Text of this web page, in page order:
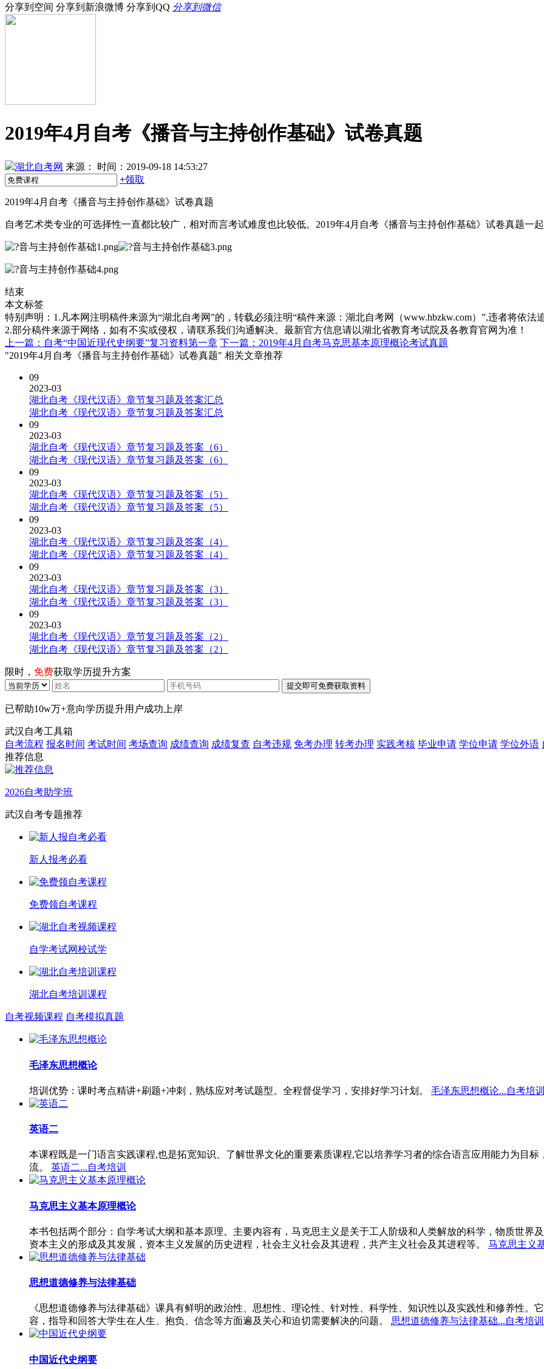
分享到空间 分享到新浪微博 分享到QQ 分享到微信
2019年4月自考《播音与主持创作基础》试卷真题
湖北自考网 来源：
时间：2019-09-18 14:53:27
+领取
2019年4月自考《播音与主持创作基础》试卷真题
自考艺术类专业的可选择性一直都比较广，相对而言考试难度也比较低。2019年4月自考《播音与主持创作基础》试卷真题一起
结束
本文标签
特别声明：1.凡本网注明稿件来源为“湖北自考网”的，转载必须注明“稿件来源：湖北自考网（www.hbzkw.com）”,违者将依法
2.部分稿件来源于网络，如有不实或侵权，请联系我们沟通解决。最新官方信息请以湖北省教育考试院及各教育官网为准！
上一篇：自考“中国近现代史纲要”复习资料第一章 下一篇：2019年4月自考马克思基本原理概论考试真题
"2019年4月自考《播音与主持创作基础》试卷真题" 相关文章推荐
09
2023-03
湖北自考《现代汉语》章节复习题及答案汇总
湖北自考《现代汉语》章节复习题及答案汇总
09
2023-03
湖北自考《现代汉语》章节复习题及答案（6）
湖北自考《现代汉语》章节复习题及答案（6）
09
2023-03
湖北自考《现代汉语》章节复习题及答案（5）
湖北自考《现代汉语》章节复习题及答案（5）
09
2023-03
湖北自考《现代汉语》章节复习题及答案（4）
湖北自考《现代汉语》章节复习题及答案（4）
09
2023-03
湖北自考《现代汉语》章节复习题及答案（3）
湖北自考《现代汉语》章节复习题及答案（3）
09
2023-03
湖北自考《现代汉语》章节复习题及答案（2）
湖北自考《现代汉语》章节复习题及答案（2）
限时， 免费获取学历提升方案
已帮助10w万+意向学历提升用户成功上岸
武汉自考工具箱
自考流程 报名时间 考试时间 考场查询 成绩查询 成绩复查 自考违规 免考办理 转考办理 实践考核 毕业申请 学位申请 学位外语
推荐信息
2026自考助学班
武汉自考专题推荐
新人报考必看
免费领自考课程
自学考试网校试学
湖北自考培训课程
自考视频课程 自考模拟真题
毛泽东思想概论
培训优势：课时考点精讲+刷题+冲刺，熟练应对考试题型。全程督促学习，安排好学习计划。 毛泽东思想概论...自考培训
英语二
本课程既是一门语言实践课程,也是拓宽知识、了解世界文化的重要素质课程,它以培养学习者的综合语言应用能力为目
流。
英语二...自考培训
马克思主义基本原理概论
本书包括两个部分：自学考试大纲和基本原理。主要内容有，马克思主义是关于工人阶级和人类解放的科学，物质世界
资本主义的形成及其发展，资本主义发展的历史进程，社会主义社会及其进程，共产主义社会及其进程等。
马克思主义
思想道德修养与法律基础
《思想道德修养与法律基础》课具有鲜明的政治性、思想性、理论性、针对性、科学性、知识性以及实践性和修养性。
容，指导和回答大学生在人生、抱负、信念等方面遍及关心和迫切需要解决的问题。
思想道德修养与法律基础...自考培训
中国近代史纲要